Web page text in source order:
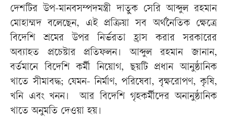
দেশটির উপ-মানবসম্পদমন্ত্রী দাতুক সেরি আব্দুল রহমান
মোহাম্মদ বলেছেন, এই প্রক্রিয়া সব অর্থনৈতিক ক্ষেত্রে
বিদেশি শ্রমের উপর নির্ভরতা হ্রাস করার সরকারের
অব্যাহত প্রচেষ্টার প্রতিফলন। আব্দুল রহমান জানান,
বর্তমানে বিদেশি কর্মী নিয়োগ, ছয়টি প্রধান আনুষ্ঠানিক
খাতে সীমাবদ্ধ; যেমন- নির্মাণ, পরিষেবা, বৃক্ষরোপণ, কৃষি,
খনি এবং খনন। আর বিদেশি গৃহকর্মীদের অনানুষ্ঠানিক
খাতে অনুমতি দেওয়া হয়।